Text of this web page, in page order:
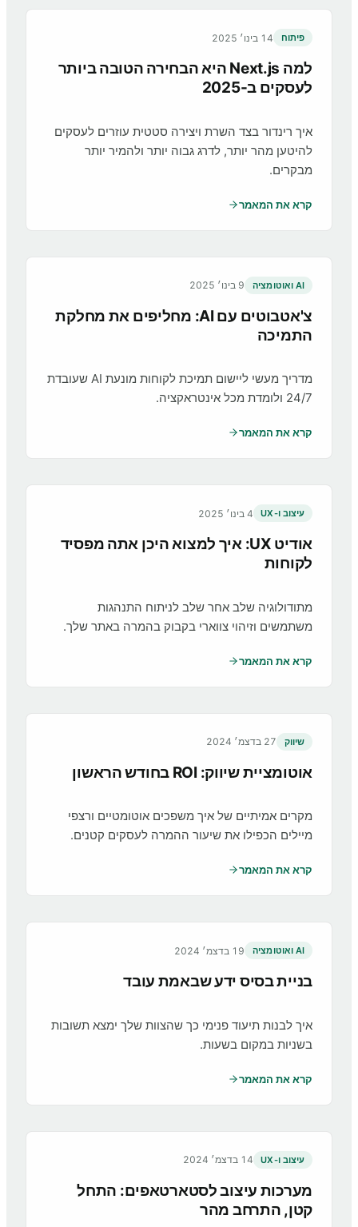
פיתוח 14 בינו׳ 2025
למה Next.js היא הבחירה הטובה ביותר
לעסקים ב-2025
איך רינדור בצד השרת ויצירה סטטית עוזרים לעסקים
להיטען מהר יותר, לדרג גבוה יותר ולהמיר יותר
מבקרים.
קרא את המאמר
AI ואוטומציה 9 בינו׳ 2025
צ'אטבוטים עם AI: מחליפים את מחלקת
התמיכה
מדריך מעשי ליישום תמיכת לקוחות מונעת AI שעובדת
24/7 ולומדת מכל אינטראקציה.
קרא את המאמר
עיצוב ו-UX 4 בינו׳ 2025
אודיט UX: איך למצוא היכן אתה מפסיד
לקוחות
מתודולוגיה שלב אחר שלב לניתוח התנהגות
משתמשים וזיהוי צווארי בקבוק בהמרה באתר שלך.
קרא את המאמר
שיווק 27 בדצמ׳ 2024
אוטומציית שיווק: ROI בחודש הראשון
מקרים אמיתיים של איך משפכים אוטומטיים ורצפי
מיילים הכפילו את שיעור ההמרה לעסקים קטנים.
קרא את המאמר
AI ואוטומציה 19 בדצמ׳ 2024
בניית בסיס ידע שבאמת עובד
איך לבנות תיעוד פנימי כך שהצוות שלך ימצא תשובות
בשניות במקום בשעות.
קרא את המאמר
עיצוב ו-UX 14 בדצמ׳ 2024
מערכות עיצוב לסטארטאפים: התחל
קטן, התרחב מהר